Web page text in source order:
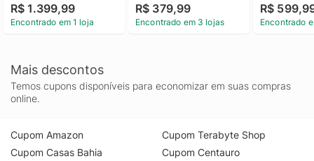
R$ 1.399,99
Encontrado em 1 loja
R$ 379,99
Encontrado em 3 lojas
R$
Encontrado
Mais descontos
Temos cupons disponíveis para economizar em suas compras
online.
Cupom Amazon
Cupom Casas Bahia
Cupom Terabyte Shop
Cupom Centauro